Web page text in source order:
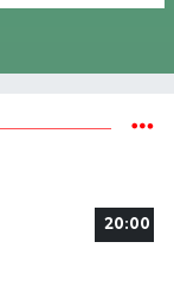
20:00